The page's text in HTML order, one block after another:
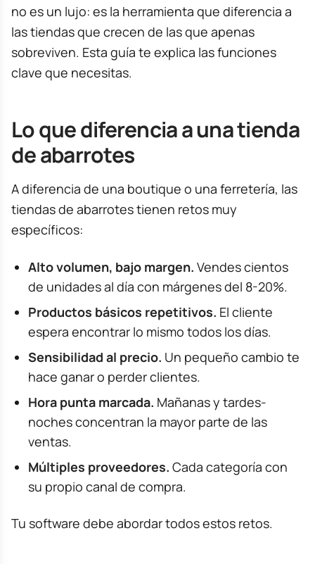
no es un lujo: es la herramienta que diferencia a
las tiendas que crecen de las que apenas
sobreviven. Esta guía te explica las funciones
clave que necesitas.
Lo que diferencia a una tienda
de abarrotes
A diferencia de una boutique o una ferretería, las
tiendas de abarrotes tienen retos muy
específicos:
Alto volumen, bajo margen. Vendes cientos
de unidades al día con márgenes del 8-20%.
Productos básicos repetitivos. El cliente
espera encontrar lo mismo todos los días.
Sensibilidad al precio. Un pequeño cambio te
hace ganar o perder clientes.
Hora punta marcada. Mañanas y tardes-
noches concentran la mayor parte de las
ventas.
Múltiples proveedores. Cada categoría con
su propio canal de compra.
Tu software debe abordar todos estos retos.